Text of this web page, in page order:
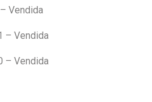
Vendida
– Vendida
– Vendida